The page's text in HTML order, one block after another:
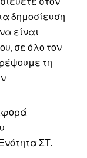
δημοσίευση
είναι
σε όλο τον
τη
ΣΤ.